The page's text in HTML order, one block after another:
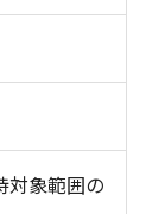
対象範囲の